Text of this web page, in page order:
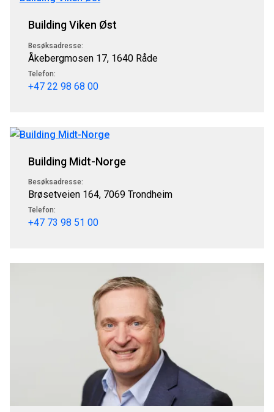
Building Viken Øst
Besøksadresse:
Åkebergmosen 17, 1640 Råde
Telefon:
+47 22 98 68 00
Building Midt-Norge
Besøksadresse:
Brøsetveien 164, 7069 Trondheim
Telefon:
+47 73 98 51 00